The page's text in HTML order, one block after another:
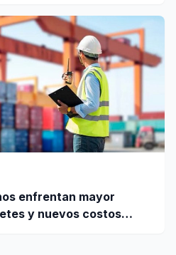
enfrentan mayor
y nuevos costos